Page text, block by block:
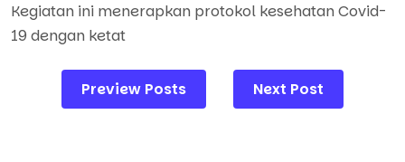
Kegiatan ini menerapkan protokol kesehatan Covid-
19 dengan ketat
navigation
Preview Posts Next Post